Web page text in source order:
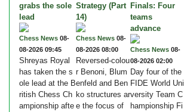
grabs the sole
lead
Chess News 08-
08-2026 09:45
Shreyas Royal
has taken the s
ole lead at the B
ritish Chess Ch
ampionship afte
Strategy (Part
14)
Chess News 08-
08-2026 08:00
Reversed-colou
r Benoni, Blum
enfeld and Ben
ko structures ar
e the focus of
Finals: Four
teams
advance
Chess News 08-
08-2026 02:00
Day four of the
FIDE World Uni
versity Team C
hampionship Fi